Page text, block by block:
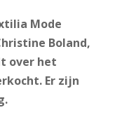
Mode
Boland,
over het
Er zijn